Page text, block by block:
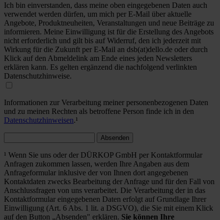
Ich bin einverstanden, dass meine oben eingegebenen Daten auch
verwendet werden dürfen, um mich per E-Mail über aktuelle
Angebote, Produktneuheiten, Veranstaltungen und neue Beiträge zu
informieren. Meine Einwilligung ist für die Erstellung des Angebots
nicht erforderlich und gilt bis auf Widerruf, den ich jederzeit mit
Wirkung für die Zukunft per E-Mail an dsb(at)dello.de oder durch
Klick auf den Abmeldelink am Ende eines jeden Newsletters
erklären kann. Es gelten ergänzend die nachfolgend verlinkten
Datenschutzhinweise.
Informationen zur Verarbeitung meiner personenbezogenen Daten
und zu meinen Rechten als betroffene Person finde ich in den
Datenschutzhinweisen.¹
Absenden
¹ Wenn Sie uns oder der DÜRKOP GmbH per Kontaktformular
Anfragen zukommen lassen, werden Ihre Angaben aus dem
Anfrageformular inklusive der von Ihnen dort angegebenen
Kontaktdaten zwecks Bearbeitung der Anfrage und für den Fall von
Anschlussfragen von uns verarbeitet. Die Verarbeitung der in das
Kontaktformular eingegebenen Daten erfolgt auf Grundlage Ihrer
Einwilligung (Art. 6 Abs. 1 lit. a DSGVO), die Sie mit einem Klick
auf den Button „Absenden" erklären. Sie können Ihre